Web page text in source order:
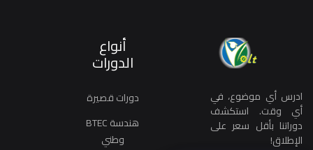
ادرس أي موضوع، في
أي وقت. استكشف
دوراتنا بأقل سعر على
الإطلاق!
أنواع
الدورات
دورات قصيرة
هندسة BTEC
وطني